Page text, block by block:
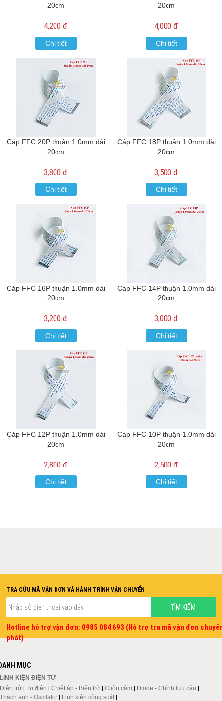
20cm
4,200 đ
Chi tiết
20cm
4,000 đ
Chi tiết
Cáp FFC 20P thuận 1.0mm dài
20cm
3,800 đ
Chi tiết
Cáp FFC 18P thuận 1.0mm dài
20cm
3,500 đ
Chi tiết
Cáp FFC 16P thuận 1.0mm dài
20cm
3,200 đ
Chi tiết
Cáp FFC 14P thuận 1.0mm dài
20cm
3,000 đ
Chi tiết
Cáp FFC 12P thuận 1.0mm dài
20cm
2,800 đ
Chi tiết
Cáp FFC 10P thuận 1.0mm dài
20cm
2,500 đ
Chi tiết
TRA CỨU MÃ VẬN ĐƠN VÀ HÀNH TRÌNH VẬN CHUYỂN
Hotline hỗ trợ vận đơn: 0985 084 693 (Hỗ trợ tra mã vận đơn
phát)
MỤC
LINH KIỆN ĐIỆN TỬ
Điện trở | Tụ điện | Chiết áp - Biến trở | Cuộn cảm | Diode - Chỉnh lưu cầu |
Thạch anh - Oscilator | Linh kiện công suất |